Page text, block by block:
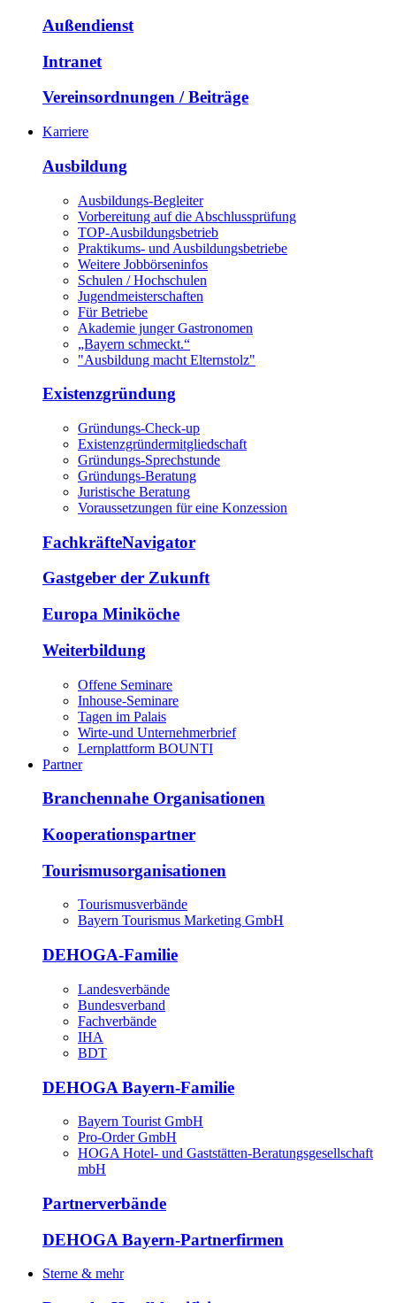
Außendienst
Intranet
Vereinsordnungen / Beiträge
Karriere
Ausbildung
Ausbildungs-Begleiter
Vorbereitung auf die Abschlussprüfung
TOP-Ausbildungsbetrieb
Praktikums- und Ausbildungsbetriebe
Weitere Jobbörseninfos
Schulen / Hochschulen
Jugendmeisterschaften
Für Betriebe
Akademie junger Gastronomen
„Bayern schmeckt.“
"Ausbildung macht Elternstolz"
Existenzgründung
Gründungs-Check-up
Existenzgründermitgliedschaft
Gründungs-Sprechstunde
Gründungs-Beratung
Juristische Beratung
Voraussetzungen für eine Konzession
FachkräfteNavigator
Gastgeber der Zukunft
Europa Miniköche
Weiterbildung
Offene Seminare
Inhouse-Seminare
Tagen im Palais
Wirte-und Unternehmerbrief
Lernplattform BOUNTI
Partner
Branchennahe Organisationen
Kooperationspartner
Tourismusorganisationen
Tourismusverbände
Bayern Tourismus Marketing GmbH
DEHOGA-Familie
Landesverbände
Bundesverband
Fachverbände
IHA
BDT
DEHOGA Bayern-Familie
Bayern Tourist GmbH
Pro-Order GmbH
HOGA Hotel- und Gaststätten-Beratungsgesellschaft
mbH
Partnerverbände
DEHOGA Bayern-Partnerfirmen
Sterne & mehr